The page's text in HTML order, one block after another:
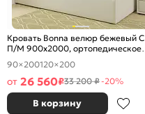
Кровать Bonna велюр бежевый С
П/М 900x2000, ортопедическое
основание, изголовье мягкое
90×200120×200
от 26 560₽33 200 ₽-20%
В корзину